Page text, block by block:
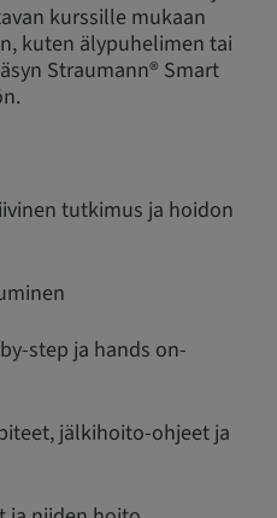
kurssille mukaan
kuten älypuhelimen tai
Straumann® Smart
tutkimus ja hoidon
step ja hands on-
jälkihoito-ohjeet ja